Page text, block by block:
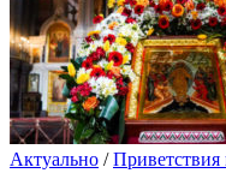
Актуально /